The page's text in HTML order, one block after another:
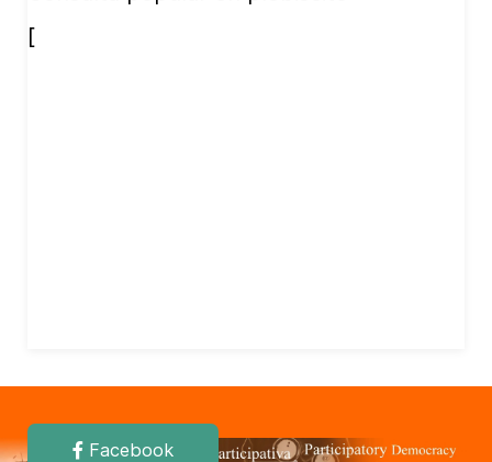
[
Facebook